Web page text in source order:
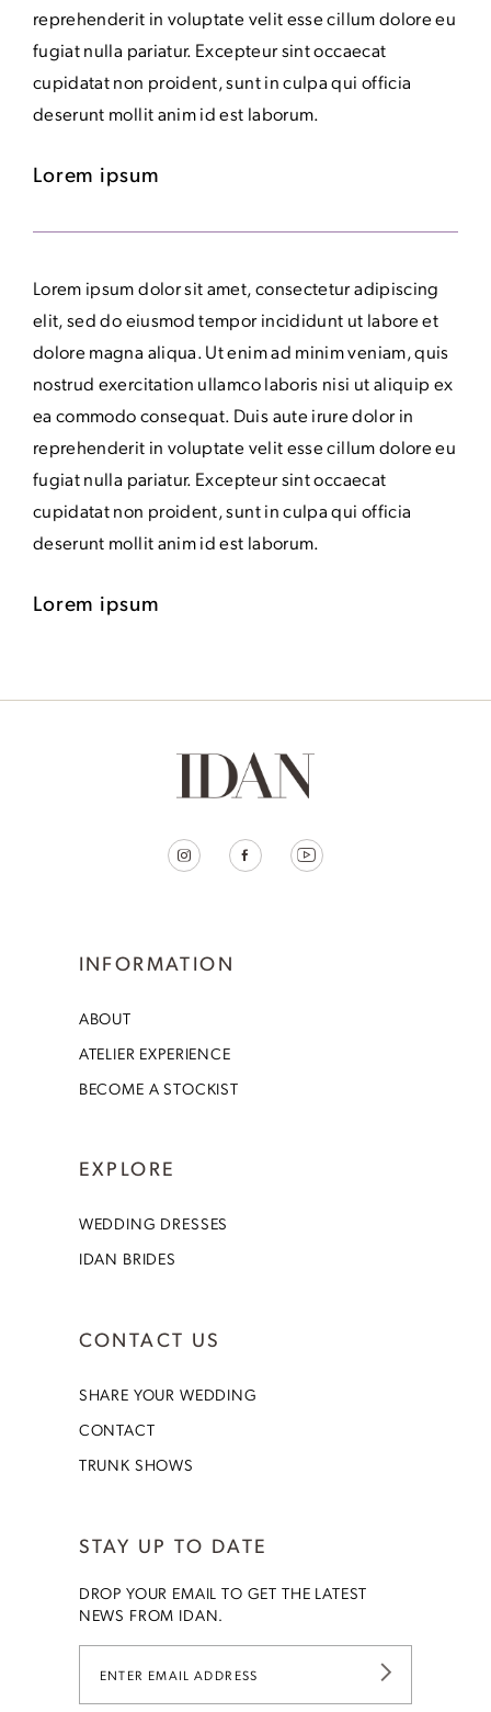
reprehenderit in voluptate velit esse cillum dolore eu
fugiat nulla pariatur. Excepteur sint occaecat
cupidatat non proident, sunt in culpa qui officia
deserunt mollit anim id est laborum.
Lorem ipsum
Lorem ipsum dolor sit amet, consectetur adipiscing
elit, sed do eiusmod tempor incididunt ut labore et
dolore magna aliqua. Ut enim ad minim veniam, quis
nostrud exercitation ullamco laboris nisi ut aliquip ex
ea commodo consequat. Duis aute irure dolor in
reprehenderit in voluptate velit esse cillum dolore eu
fugiat nulla pariatur. Excepteur sint occaecat
cupidatat non proident, sunt in culpa qui officia
deserunt mollit anim id est laborum.
Lorem ipsum
INFORMATION
ABOUT
ATELIER EXPERIENCE
BECOME A STOCKIST
EXPLORE
WEDDING DRESSES
IDAN BRIDES
CONTACT US
SHARE YOUR WEDDING
CONTACT
TRUNK SHOWS
STAY UP TO DATE
DROP YOUR EMAIL TO GET THE LATEST
NEWS FROM IDAN.